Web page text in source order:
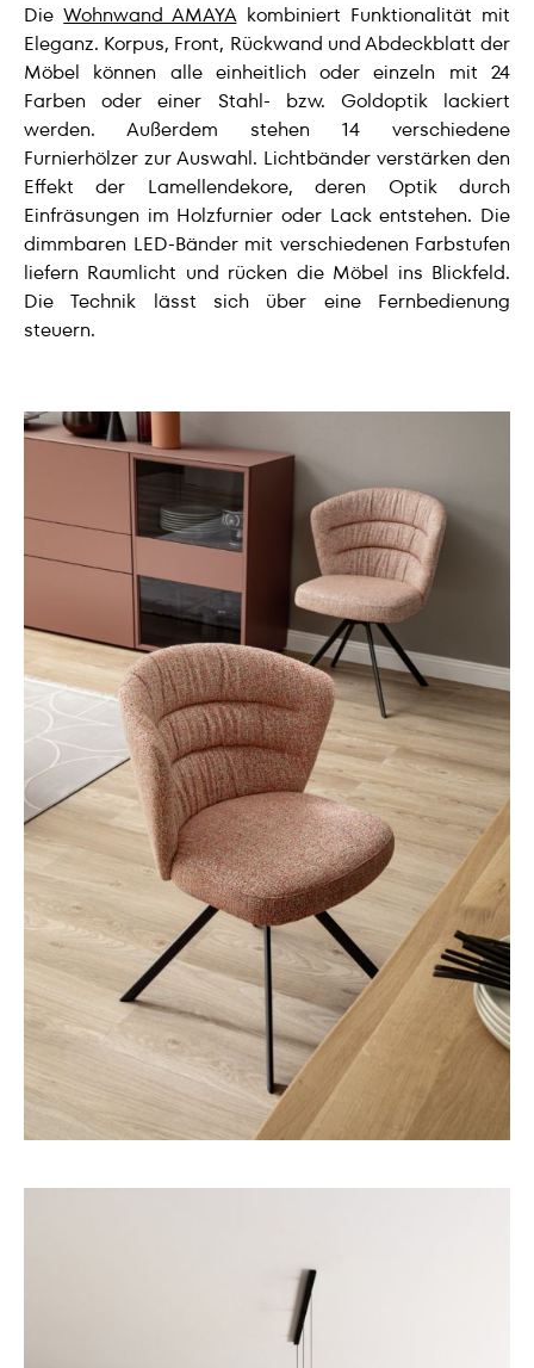
DieWohnwand AMAYAkombiniert Funktionalität mit
Eleganz. Korpus, Front, Rückwand und Abdeckblatt der
Möbel können alle einheitlich oder einzeln mit 24
Farben oder einer Stahl- bzw. Goldoptik lackiert
werden. Außerdem stehen 14 verschiedene
Furnierhölzer zur Auswahl. Lichtbänder verstärken den
Effekt der Lamellendekore, deren Optik durch
Einfräsungen im Holzfurnier oder Lack entstehen. Die
dimmbaren LED-Bänder mit verschiedenen Farbstufen
liefern Raumlicht und rücken die Möbel ins Blickfeld.
Die Technik lässt sich über eine Fernbedienung
steuern.